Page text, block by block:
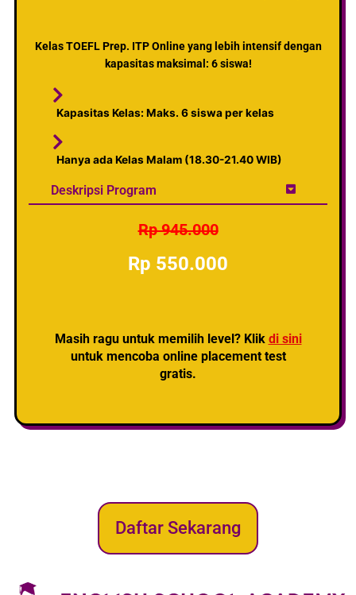
Kelas TOEFL Prep. ITP Online yang lebih intensif dengan
kapasitas maksimal: 6 siswa!
Kapasitas Kelas: Maks. 6 siswa per kelas
Hanya ada Kelas Malam (18.30-21.40 WIB)
Deskripsi Program
Rp 945.000
Rp 550.000
Masih ragu untuk memilih level? Klik di sini
untuk mencoba online placement test
gratis.
Daftar Sekarang